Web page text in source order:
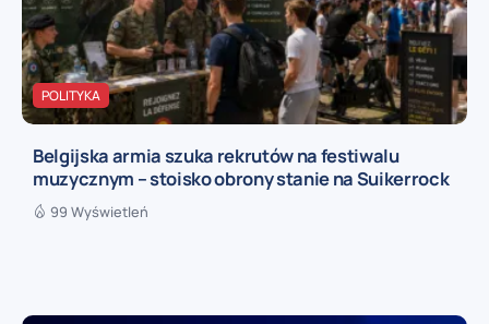
POLITYKA
Belgijska armia szuka rekrutów na festiwalu
muzycznym – stoisko obrony stanie na Suikerrock
99 Wyświetleń